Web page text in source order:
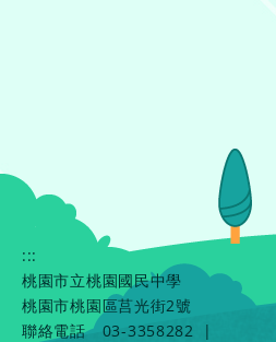
:::
桃園市立桃園國民中學
桃園市桃園區莒光街2號
聯絡電話
03-3358282
|